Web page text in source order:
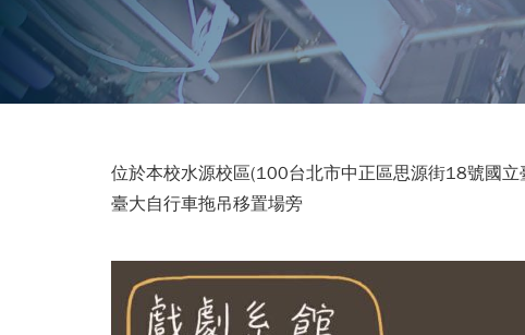
位於本校水源校區(100台北市中正區思源街18號國立
臺大自行車拖吊移置場旁